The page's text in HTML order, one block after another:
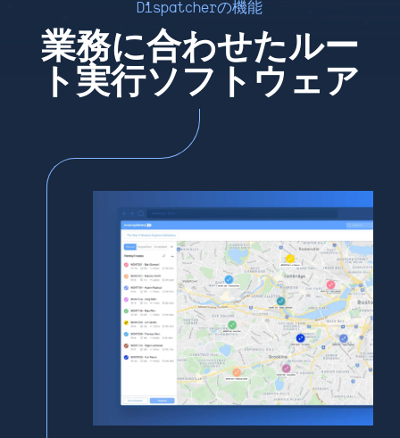
Dispatcherの機能
業務に合わせたルー
ト実行ソフトウェア